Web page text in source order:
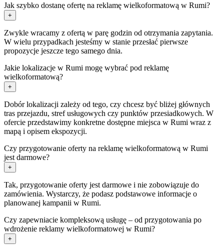
Jak szybko dostanę ofertę na reklamę wielkoformatową w Rumi?
+
Zwykle wracamy z ofertą w parę godzin od otrzymania zapytania.
W wielu przypadkach jesteśmy w stanie przesłać pierwsze
propozycje jeszcze tego samego dnia.
Jakie lokalizacje w Rumi mogę wybrać pod reklamę
wielkoformatową?
+
Dobór lokalizacji zależy od tego, czy chcesz być bliżej głównych
tras przejazdu, stref usługowych czy punktów przesiadkowych. W
ofercie przedstawimy konkretne dostępne miejsca w Rumi wraz z
mapą i opisem ekspozycji.
Czy przygotowanie oferty na reklamę wielkoformatową w Rumi
jest darmowe?
+
Tak, przygotowanie oferty jest darmowe i nie zobowiązuje do
zamówienia. Wystarczy, że podasz podstawowe informacje o
planowanej kampanii w Rumi.
Czy zapewniacie kompleksową usługę – od przygotowania po
wdrożenie reklamy wielkoformatowej w Rumi?
+